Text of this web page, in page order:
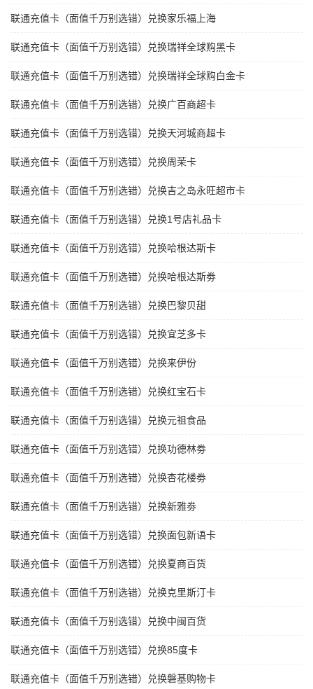
联通充值卡（面值千万别选错）兑换家乐福上海
联通充值卡（面值千万别选错）兑换瑞祥全球购黑卡
联通充值卡（面值千万别选错）兑换瑞祥全球购白金卡
联通充值卡（面值千万别选错）兑换广百商超卡
联通充值卡（面值千万别选错）兑换天河城商超卡
联通充值卡（面值千万别选错）兑换周茉卡
联通充值卡（面值千万别选错）兑换吉之岛永旺超市卡
联通充值卡（面值千万别选错）兑换1号店礼品卡
联通充值卡（面值千万别选错）兑换哈根达斯卡
联通充值卡（面值千万别选错）兑换哈根达斯劵
联通充值卡（面值千万别选错）兑换巴黎贝甜
联通充值卡（面值千万别选错）兑换宜芝多卡
联通充值卡（面值千万别选错）兑换来伊份
联通充值卡（面值千万别选错）兑换红宝石卡
联通充值卡（面值千万别选错）兑换元祖食品
联通充值卡（面值千万别选错）兑换功德林劵
联通充值卡（面值千万别选错）兑换杏花楼劵
联通充值卡（面值千万别选错）兑换新雅劵
联通充值卡（面值千万别选错）兑换面包新语卡
联通充值卡（面值千万别选错）兑换夏商百货
联通充值卡（面值千万别选错）兑换克里斯汀卡
联通充值卡（面值千万别选错）兑换中闽百货
联通充值卡（面值千万别选错）兑换85度卡
联通充值卡（面值千万别选错）兑换磐基购物卡